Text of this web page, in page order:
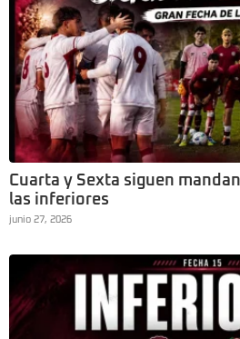
Cuarta y Sexta siguen
las inferiores
junio 27, 2026